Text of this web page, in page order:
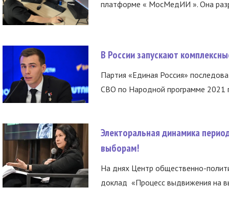
платформе « МосМедИИ ». Она
В России запускают
Партия «Единая Россия»
СВО по Народной программе 2021
Электоральная динамика
выборам!
На днях Центр общественно-
доклад «Процесс выдвижения на